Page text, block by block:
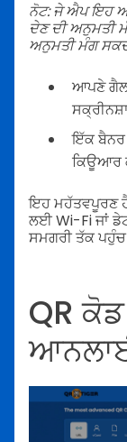
ਨੋਟ: ਜੇ ਐਪ ਇਹ
ਦੇਣ ਦੀ ਅਨੁਮਤੀ
ਅਨੁਮਤੀ ਮੰਗ
ਆਪਣੇ
ਇੱਕ ਬੈਨਰ
ਕਿਊਆਰ
ਇਹ ਮਹੱਤਵਪੂਰਣ
ਲਈ Wi-Fi ਜਾਂ
ਸਮਗਰੀ ਤੱਕ
QR